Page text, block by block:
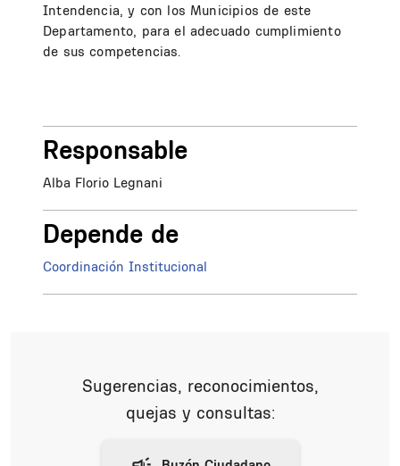
Intendencia, y con los Municipios de este
Departamento, para el adecuado cumplimiento
de sus competencias.
Responsable
Alba Florio Legnani
Depende de
Coordinación Institucional
Sugerencias, reconocimientos,
quejas y consultas: